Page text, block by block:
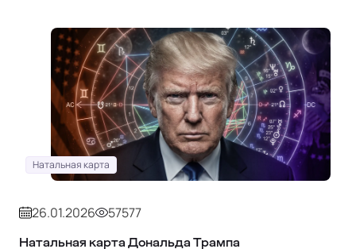
Натальная карта
26.01.2026 57577
Натальная карта Дональда Трампа